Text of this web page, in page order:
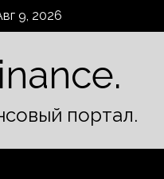
9, 2026
портал.